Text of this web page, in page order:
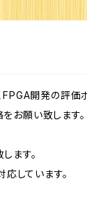
開発の評価
お願い致します
ます。
応しています。